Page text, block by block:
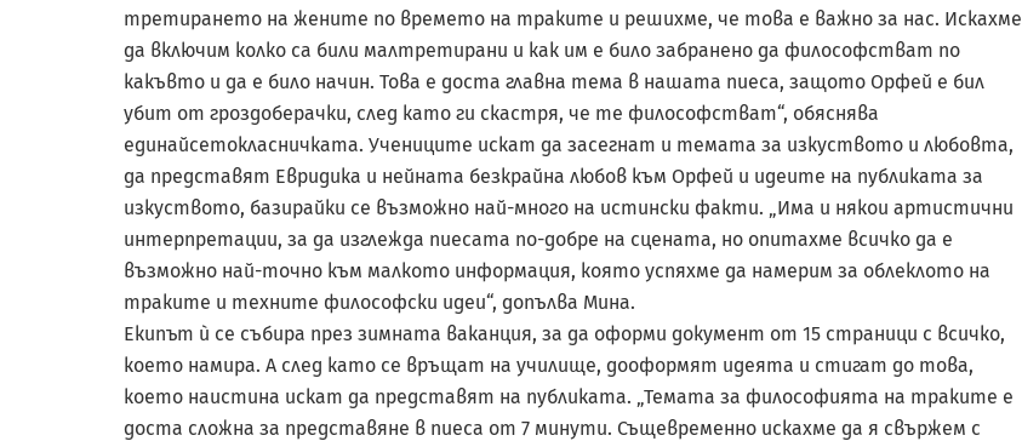
третирането на жените по времето на траките и решихме, че това е важно за нас. Искахме
да включим колко са били малтретирани и как им е било забранено да философстват по
какъвто и да е било начин. Това е доста главна тема в нашата пиеса, защото Орфей е бил
убит от гроздоберачки, след като ги скастря, че те философстват“, обяснява
единайсетокласничката. Учениците искат да засегнат и темата за изкуството и любовта,
да представят Евридика и нейната безкрайна любов към Орфей и идеите на публиката за
изкуството, базирайки се възможно най-много на истински факти. „Има и някои артистични
интерпретации, за да изглежда пиесата по-добре на сцената, но опитахме всичко да е
възможно най-точно към малкото информация, която успяхме да намерим за облеклото на
траките и техните философски идеи“, допълва Мина.
Екипът ѝ се събира през зимната ваканция, за да оформи документ от 15 страници с всичко,
което намира. А след като се връщат на училище, дооформят идеята и стигат до това,
което наистина искат да представят на публиката. „Темата за философията на траките е
доста сложна за представяне в пиеса от 7 минути. Същевременно искахме да я свържем с